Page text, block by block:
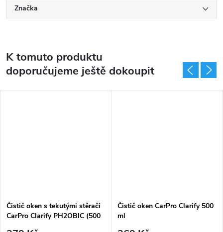
Značka
K tomuto produktu
doporučujeme ještě dokoupit
Čistič oken s tekutými stěrači
CarPro Clarify PH2OBIC (500
Čistič oken CarPro Clarify 500
ml